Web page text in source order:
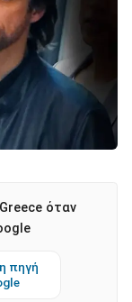
όταν
πηγή